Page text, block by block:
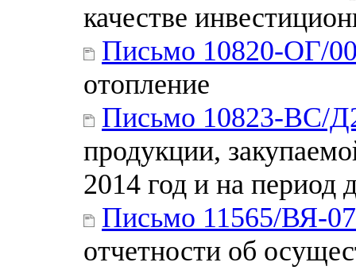
качестве
Письмо 10820-ОГ/
отопление
Письмо 10823-ВС/
продукции,
2014 год и на период
Письмо 11565/ВЯ-07
отчетности об